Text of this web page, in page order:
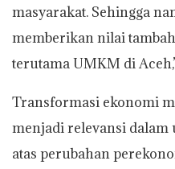
masyarakat. Sehingga
memberikan nilai
terutama UMKM di
Transformasi ekonomi
menjadi relevansi dalam
atas perubahan